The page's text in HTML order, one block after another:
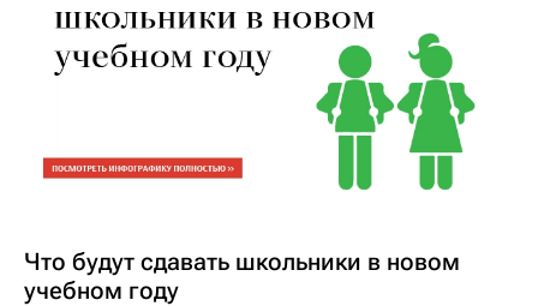
Что будут сдавать школьники в новом
учебном году